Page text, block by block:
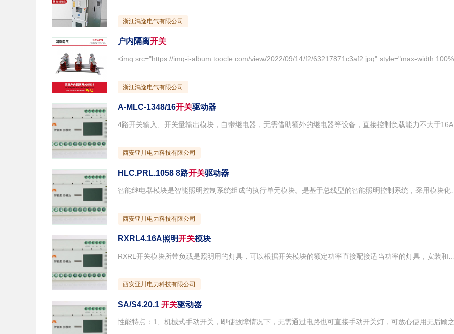
浙江鸿逸电气有限公司
户内隔离开关
浙江鸿逸电气有限公司
A-MLC-1348/16开关驱动器
西安亚川电力科技有限公司
HLC.PRL.1058 8路开关驱动器
西安亚川电力科技有限公司
RXRL4.16A照明开关模块
西安亚川电力科技有限公司
SA/S4.20.1 开关驱动器